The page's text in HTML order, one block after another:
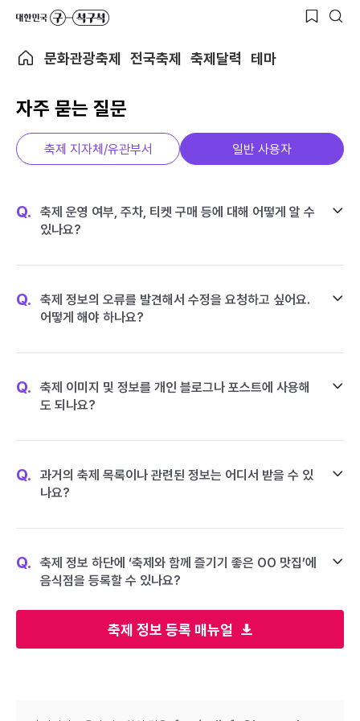
문화관광축제 전국축제 축제달력 테마
자주 묻는 질문
축제 정보 등록 매뉴얼
축제 지자체/유관부서 일반 사용자
Q.
축제 운영 여부, 주차, 티켓 구매 등에 대해 어떻게 알 수
있나요?
Q.
축제 정보의 오류를 발견해서 수정을 요청하고 싶어요.
어떻게 해야 하나요?
Q.
축제 이미지 및 정보를 개인 블로그나 포스트에 사용해
도 되나요?
Q.
과거의 축제 목록이나 관련된 정보는 어디서 받을 수 있
나요?
Q.
축제 정보 하단에 ‘축제와 함께 즐기기 좋은 OO 맛집’에
음식점을 등록할 수 있나요?